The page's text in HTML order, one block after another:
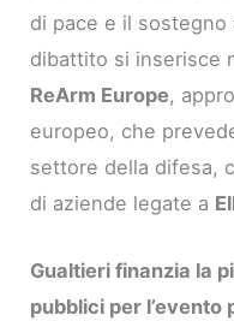
di pace e il sostegno
dibattito si inserisce
ReArm Europe,
europeo, che
settore della difesa,
di aziende legate a
Gualtieri finanzia la
pubblici per l’evento